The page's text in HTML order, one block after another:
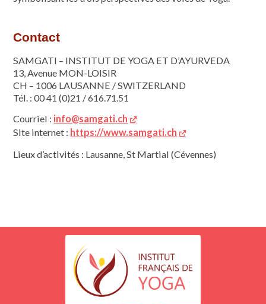
Contact
SAMGATI – INSTITUT DE YOGA ET D’AYURVEDA
13, Avenue MON-LOISIR
CH – 1006 LAUSANNE / SWITZERLAND
Tél. : 00 41 (0)21 / 616.71.51
Courriel : info@samgati.ch
Site internet : https://www.samgati.ch
Lieux d’activités : Lausanne, St Martial (Cévennes)